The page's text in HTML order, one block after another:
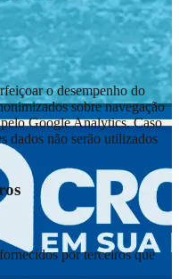
o desempenho do
sobre navegação
Google Analytics. Caso
dados não serão utilizados
por terceiros que